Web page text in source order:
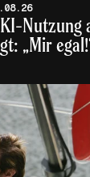
at: 10.08.26
Nutzung
„Mir